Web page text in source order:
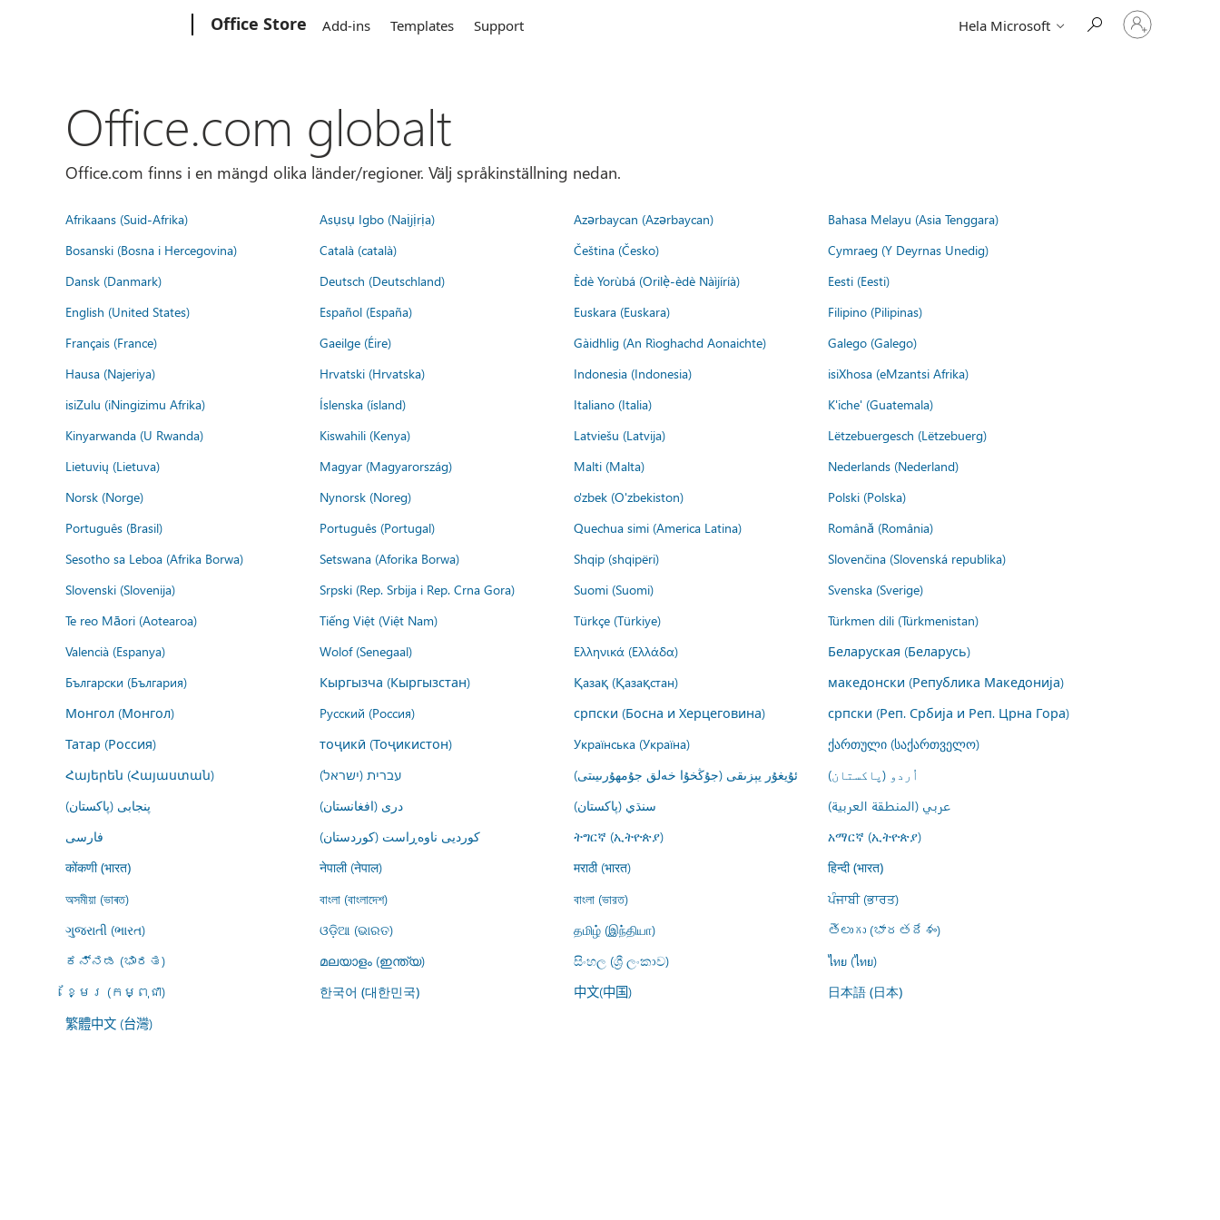
Office Store Add-ins Templates Support Hela Microsoft
Logga
in
Office.com globalt
Office.com finns i en mängd olika länder/regioner. Välj språkinställning nedan.
Afrikaans (Suid-Afrika) Asụsụ Igbo (Naịjịrịa) Azərbaycan (Azərbaycan)
Bahasa Melayu (Asia Tenggara)
Bosanski (Bosna i Hercegovina)
Català (català) Čeština (Česko)
Cymraeg (Y Deyrnas Unedig)
Dansk (Danmark)
Deutsch (Deutschland) Èdè Yorùbá (Orilẹ̀-èdè Nàìjíríà)
Eesti (Eesti)
English (United States)
Español (España) Euskara (Euskara)
Filipino (Pilipinas)
Français (France)
Gaeilge (Éire) Gàidhlig (An Rìoghachd Aonaichte)
Galego (Galego)
Hausa (Najeriya)
Hrvatski (Hrvatska) Indonesia (Indonesia)
isiXhosa (eMzantsi Afrika)
isiZulu (iNingizimu Afrika)
Íslenska (ísland) Italiano (Italia)
K'iche' (Guatemala)
Kinyarwanda (U Rwanda)
Kiswahili (Kenya) Latviešu (Latvija)
Lëtzebuergesch (Lëtzebuerg)
Lietuvių (Lietuva)
Magyar (Magyarország) Malti (Malta)
Nederlands (Nederland)
Norsk (Norge)
Nynorsk (Noreg) o'zbek (O'zbekiston)
Polski (Polska)
Português (Brasil)
Português (Portugal) Quechua simi (America Latina)
Română (România)
Sesotho sa Leboa (Afrika Borwa)
Setswana (Aforika Borwa) Shqip (shqipëri)
Slovenčina (Slovenská republika)
Slovenski (Slovenija)
Srpski (Rep. Srbija i Rep. Crna Gora) Suomi (Suomi)
Svenska (Sverige)
Te reo Māori (Aotearoa)
Tiếng Việt (Việt Nam) Türkçe (Türkiye)
Türkmen dili (Türkmenistan)
Valencià (Espanya)
Wolof (Senegaal) Ελληνικά (Ελλάδα)
Беларуская (Беларусь)
Български (България)
Кыргызча (Кыргызстан) Қазақ (Қазақстан)
македонски (Република Македонија)
Монгол (Монгол)
Русский (Россия) српски (Босна и Херцеговина)
српски (Реп. Србија и Реп. Црна Гора)
Татар (Россия)
тоҷикӣ (Тоҷикистон) Українська (Україна)
ქართული (საქართველო)
Հայերեն (Հայաստան)
עברית (ישראל) ئۇيغۇر يېزىقى (جۇڭخۇا خەلق جۇمھۇرىيىتى)
اُردو (پاکستان)
پنجابی (پاکستان)
درى (افغانستان) سنڌي (پاکستان)
عربي (المنطقة العربية)
فارسى
کوردیی ناوەڕاست (کوردستان) ትግርኛ (ኢትዮጵያ) አማርኛ (ኢትዮጵያ)
कोंकणी (भारत) नेपाली (नेपाल) मराठी (भारत) हिन्दी (भारत)
অসমীয়া (ভাৰত) বাংলা (বাংলাদেশ) বাংলা (ভারত)
ਪੰਜਾਬੀ (ਭਾਰਤ)
ગુજરાતી (ભારત)
ଓଡ଼ିଆ (ଭାରତ) தமிழ் (இந்தியா)
తెలుగు (భారతదేశం)
ಕನ್ನಡ (ಭಾರತ)
മലയാളം (ഇന്ത്യ) සිංහල (ශ්‍රී ලංකාව)
ไทย (ไทย)
ខ្មែរ (កម្ពុជា)
한국어 (대한민국) 中文(中国) 日本語 (日本)
繁體中文 (台灣)